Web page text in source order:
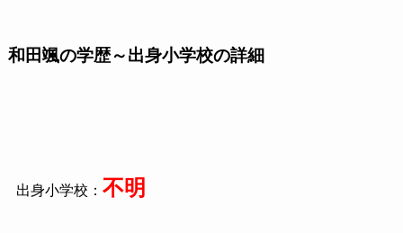
和田颯の学歴～出身小学校の詳細
出身小学校： 不明